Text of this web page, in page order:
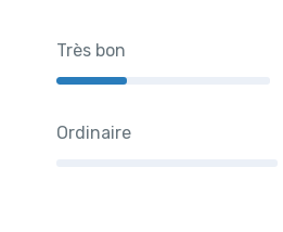
Très bon
Ordinaire